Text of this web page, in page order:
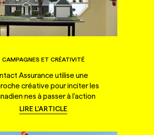
CAMPAGNES ET CRÉATIVITÉ
Assurance utilise une
créative pour inciter les
à passer à l'action
LIRE L'ARTICLE